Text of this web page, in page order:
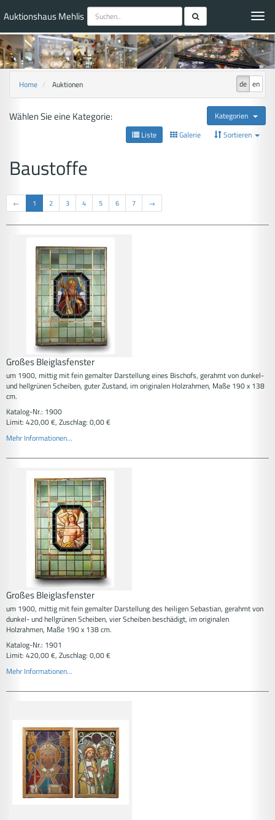
Auktionshaus Mehlis
de en
Home Auktionen
Kategorien
Wählen Sie eine Kategorie:
Liste Galerie Sortieren
Baustoffe
← 1 2 3 4 5 6 7 →
Großes Bleiglasfenster
um 1900, mittig mit fein gemalter Darstellung eines Bischofs, gerahmt von dunkel-
und hellgrünen Scheiben, guter Zustand, im originalen Holzrahmen, Maße 190 x 138
cm.
Katalog-Nr.: 1900
Limit: 420,00 €, Zuschlag: 0,00 €
Mehr Informationen...
Großes Bleiglasfenster
um 1900, mittig mit fein gemalter Darstellung des heiligen Sebastian, gerahmt von
dunkel- und hellgrünen Scheiben, vier Scheiben beschädigt, im originalen
Holzrahmen, Maße 190 x 138 cm.
Katalog-Nr.: 1901
Limit: 420,00 €, Zuschlag: 0,00 €
Mehr Informationen...